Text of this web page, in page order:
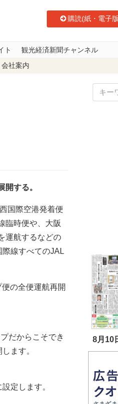
購読(紙・電子
ト 観光経済新聞チャンネル
会社案内
する。
国際空港発着便
臨時便や、大阪
運航するなどの
際線すべてのJAL
の全便運航再開
だからこそでき
ます。
定します。
8月10